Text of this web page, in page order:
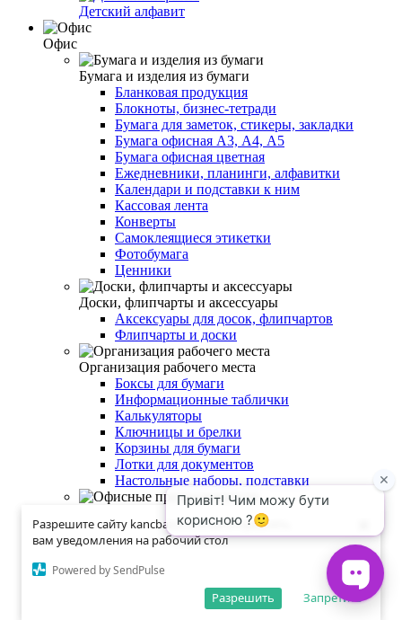
Разрешите сайту kancbaza.com.ua отправлять
вам уведомления на рабочий стол
Powered by SendPulse
Запретить
Разрешить
Разрешите сайту kancbaza.com.ua отправлять
вам уведомления на рабочий стол
Powered by SendPulse
Запретить
Разрешить
Детский алфавит
Офис
Бумага и изделия из бумаги
Бланковая продукция
Блокноты, бизнес-тетради
Бумага для заметок, стикеры, закладки
Бумага офисная А3, А4, А5
Бумага офисная цветная
Ежедневники, планинги, алфавитки
Календари и подставки к ним
Кассовая лента
Конверты
Самоклеящиеся этикетки
Фотобумага
Ценники
Доски, флипчарты и аксессуары
Аксексуары для досок, флипчартов
Флипчарты и доски
Организация рабочего места
Боксы для бумаги
Информационные таблички
Калькуляторы
Ключницы и брелки
Корзины для бумаги
Лотки для документов
Настольные наборы, подставки
Офисные принадлежности
Бейджи и аксессуары к ним
Вертикальные бейджи